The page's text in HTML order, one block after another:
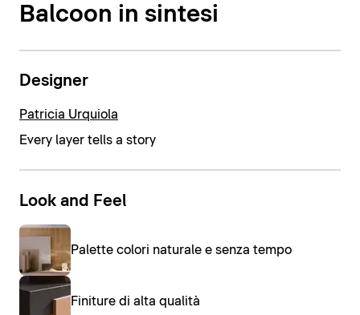
Balcoon in sintesi
Designer
Patricia Urquiola
Every layer tells a story
Look and Feel
Palette colori naturale e senza tempo
Finiture di alta qualità